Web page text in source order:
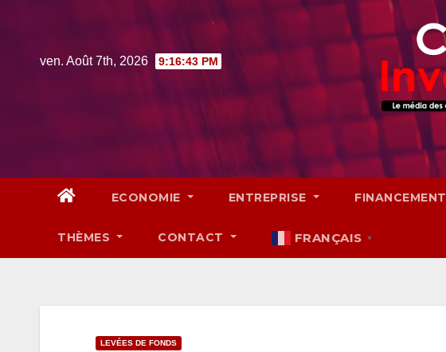
contentven. Août 7th, 2026 9:16:44 PM
ECONOMIE ENTREPRISE FINANCEMENT
THÈMES CONTACT FRANÇAIS ▼
LEVÉES DE FONDS